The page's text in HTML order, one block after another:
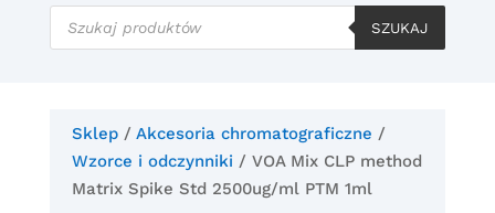
Wyszukiwarka
produktów
SZUKAJ
Sklep/ Akcesoria chromatograficzne /
Wzorce i odczynniki / VOA Mix CLP method
Matrix Spike Std 2500ug/ml PTM 1ml